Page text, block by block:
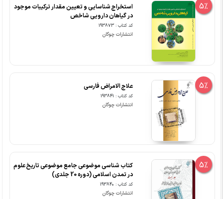
5%
استخراج شناسایی و تعیین مقدار ترکیبات موجود
در گیاهان دارویی شاخص
کد کتاب : 193873
انتشارات چوگان
5% علاج الامراض فارسی
کد کتاب : 193841
انتشارات چوگان
5%
کتاب شناسی موضوعی جامع موضوعی تاریخ علوم
در تمدن اسلامی (دوره 20 جلدی)
کد کتاب : 193840
انتشارات چوگان